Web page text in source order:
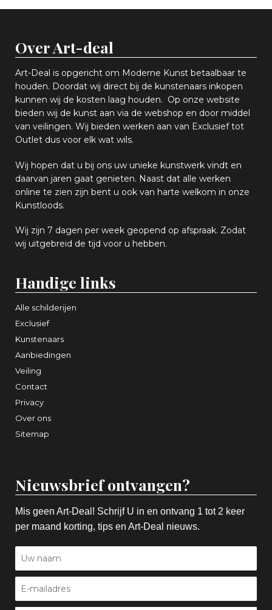
Over Art-deal
Art-Deal is opgericht om Moderne Kunst betaalbaar te
houden. Doordat wij direct bij de kunstenaars inkopen
kunnen wij de kosten laag houden. Op onze website
bieden wij de kunst aan via de webshop en door middel
van veilingen. Wij bieden werken aan van Exclusief tot
Outlet dus voor elk wat wils.
Wij hopen dat u bij ons uw unieke kunstwerk vindt en
daarvan jaren gaat genieten. Naast dat alle werken
online te zien zijn bent u ook van harte welkom in onze
Kunstloods.
Wij zijn 7 dagen per week geopend op afspraak. Zodat
wij uitgebreid de tijd voor u hebben.
Handige links
Alle schilderijen
Exclusief
Kunstenaars
Aanbiedingen
Veiling
Contact
Privacy
Over ons
Sitemap
Nieuwsbrief ontvangen?
Mis geen Art-Deal! Schrijf U in en ontvang 1 tot 2 keer
per maand korting, tips en Art-Deal nieuws.